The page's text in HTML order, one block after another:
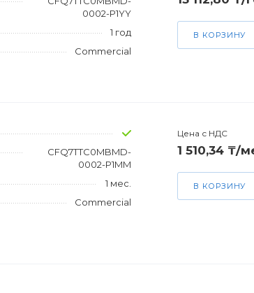
0002-P1YY
1 год
Commercial
В КОРЗИНУ
CFQ7TTC0MBMD-
0002-P1MM
1 мес.
Commercial
Цена с НДС
1 510,34 ₸/
В КОРЗИНУ